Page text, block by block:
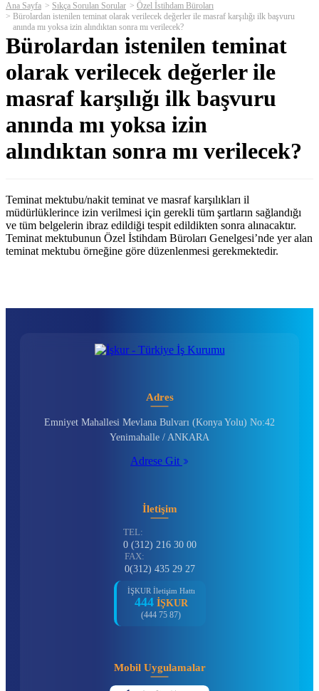
Ana Sayfa Sıkça Sorulan Sorular
Özel İstihdam Büroları
Bürolardan istenilen teminat olarak verilecek değerler ile masraf karşılığı ilk başvuru
anında mı yoksa izin alındıktan sonra mı verilecek?
Bürolardan istenilen teminat
olarak verilecek değerler ile
masraf karşılığı ilk başvuru
anında mı yoksa izin
alındıktan sonra mı verilecek?
Teminat mektubu/nakit teminat ve masraf karşılıkları il
müdürlüklerince izin verilmesi için gerekli tüm şartların sağlandığı
ve tüm belgelerin ibraz edildiği tespit edildikten sonra alınacaktır.
Teminat mektubunun Özel İstihdam Büroları Genelgesi’nde yer alan
teminat mektubu örneğine göre düzenlenmesi gerekmektedir.
Adres
Emniyet Mahallesi Mevlana Bulvarı (Konya Yolu) No:42
Yenimahalle / ANKARA
Adrese Git
İletişim
TEL:
0 (312) 216 30 00
FAX:
0(312) 435 29 27
İŞKUR İletişim Hattı
444 İŞKUR
(444 75 87)
Mobil Uygulamalar